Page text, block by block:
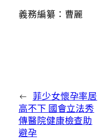
義務編纂：曹麗
← 菲少女懷孕率居
高不下 國會立法秀
傳醫院健康檢查助
避孕